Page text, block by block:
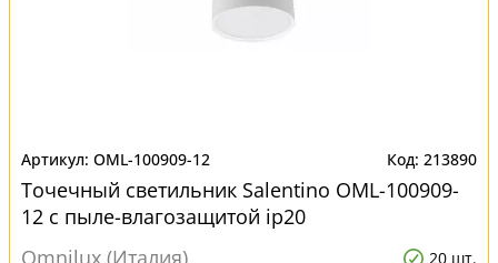
OML-100909-12 213890
Точечный светильник Salentino OML-100909-
12 с пыле-влагозащитой ip20
Omnilux (Италия)
20 шт.